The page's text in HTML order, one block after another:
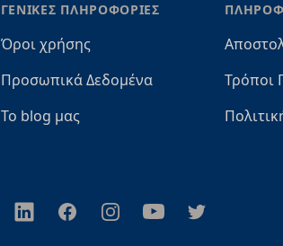
ΓΕΝΙΚΕΣ ΠΛΗΡΟΦΟΡΙΕΣ
Όροι χρήσης
Προσωπικά Δεδομένα
Το blog μας
Τρόποι
TwitterFacebookInstagramYoutubeTwitter